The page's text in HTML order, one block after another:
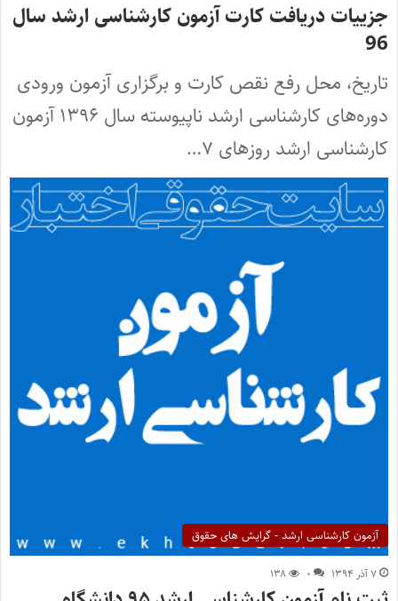
جزییات دریافت کارت آزمون کارشناسی ارشد سال
96
تاریخ‌، محل‌ رفع نقص کارت و برگزاری‌ آزمون‌ ورودی
دوره‌های‌ کارشناسی‌ ارشد ناپیوسته‌ سال ۱۳۹۶ آزمون
کارشناسی ارشد روزهای ۷…
آزمون کارشناسی ارشد - گرایش های حقوق
۷ آذر ۱۳۹۴ ۰ ۱۳۸